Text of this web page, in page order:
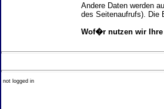
Andere Daten werden
des Seitenaufrufs). Die
Wof�r nutzen wir Ihre
Ein Teil der Daten wird
Welche Rechte
Sie haben jederzeit
not logged in